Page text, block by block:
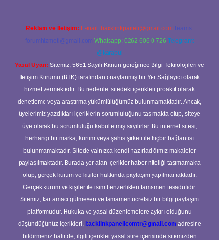
Reklam ve İletişim: E-mail: backlinkpaneli@gmail.com Teams:
forumhizmeti@gmail.com Whatsapp: 0262 606 0 726 Telegram:
@karabul
Yasal Uyarı: Sitemiz, 5651 Sayılı Kanun gereğince Bilgi Teknolojileri ve
İletişim Kurumu (BTK) tarafından onaylanmış bir Yer Sağlayıcı olarak
hizmet vermektedir. Bu nedenle, sitedeki içerikleri proaktif olarak
denetleme veya araştırma yükümlülüğümüz bulunmamaktadır. Ancak,
üyelerimiz yazdıkları içeriklerin sorumluluğunu taşımakta olup, siteye
üye olarak bu sorumluluğu kabul etmiş sayılırlar. Bu internet sitesi,
herhangi bir marka, kurum veya şahıs şirketi ile hiçbir bağlantısı
bulunmamaktadır. Sitede yalnızca kendi hazırladığımız makaleler
paylaşılmaktadır. Burada yer alan içerikler haber niteliği taşımamakta
olup, gerçek kurum ve kişiler hakkında paylaşım yapılmamaktadır.
Gerçek kurum ve kişiler ile isim benzerlikleri tamamen tesadüfidir.
Sitemiz, kar amacı gütmeyen ve tamamen ücretsiz bir bilgi paylaşım
platformudur. Hukuka ve yasal düzenlemelere aykırı olduğunu
düşündüğünüz içerikleri, backlinkpanelicomtr@gmail.com adresine
bildirmeniz halinde, ilgili içerikler yasal süre içerisinde sitemizden